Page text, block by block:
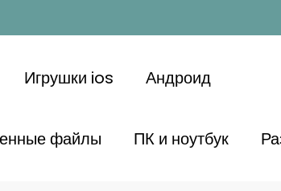
Игрушки ios Андроид
файлы ПК и ноутбук